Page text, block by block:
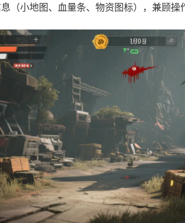
（小地图、血量条、物资图标），兼顾操